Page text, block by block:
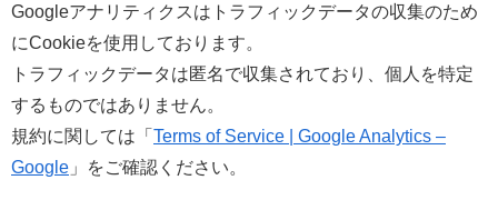
Googleアナリティクスはトラフィックデータの収集のため
にCookieを使用しております。
トラフィックデータは匿名で収集されており、個人を特定
するものではありません。
規約に関しては「 Terms of Service | Google Analytics –
Google 」をご確認ください。